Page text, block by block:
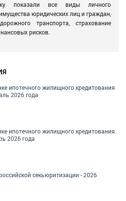
показали все виды личного
юридических лиц и граждан,
транспорта, страхование
рисков.
ипотечного жилищного кредитования
2026 года
ипотечного жилищного кредитования
2026 года
секьюритизации - 2026